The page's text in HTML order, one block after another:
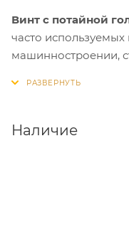
Винт с потайной
часто используемых
машинностроении,
нагрузкам, а также
в агрессивных
Наличие